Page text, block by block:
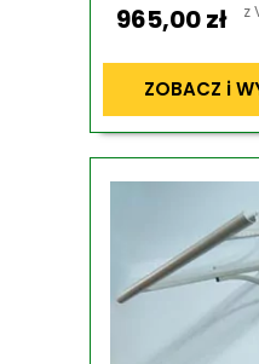
965,00zł z
ZOBACZ i